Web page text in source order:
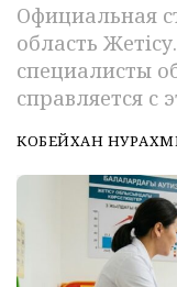
Официальная
область
специалисты
справляется с
КОБЕЙХАН